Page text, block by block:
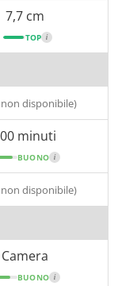
7,7 cm
TOP i
disponibile)
minuti
BUONO i
disponibile)
Camera
BUONO i